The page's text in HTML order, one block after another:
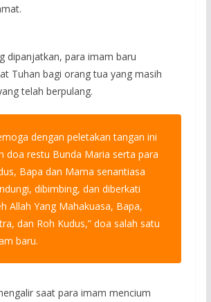
dipanjatkan, para imam baru
Tuhan bagi orang tua yang masih
telah berpulang.
dengan peletakan tangan ini
doa restu Bunda Maria serta para
Bapa dan Mama senantiasa
dibimbing, dan diberkati
Allah Yang Mahakuasa, Bapa,
dan Roh Kudus,”doa salah satu
baru.
saat para imam mencium